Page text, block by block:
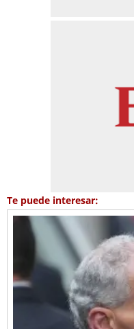
Te puede interesar: